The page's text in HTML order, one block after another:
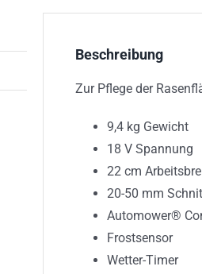
Beschreibung
Zur Pflege der
9,4 kg Gewicht
18 V Spannung
22 cm
20-50 mm
Automower®
Frostsensor
Wetter-Timer